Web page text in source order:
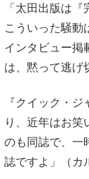
「太田出版は
こういった騒動
インタビュー掲
は、黙って逃げ
『クイック・
り、近年はお笑
のも同誌で、一
誌ですよ」（カ